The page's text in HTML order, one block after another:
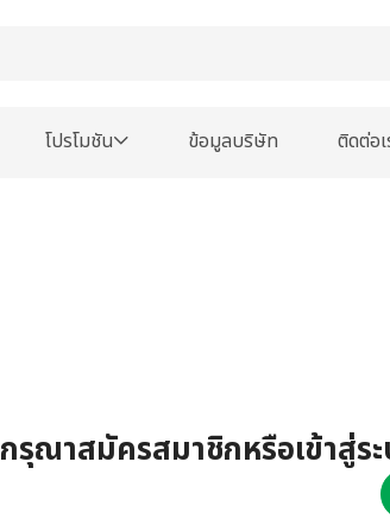
โปรโมชัน ข้อมูลบริษัท ติดต่อเ
กรุณาสมัครสมาชิกหรือเข้าสู่ร